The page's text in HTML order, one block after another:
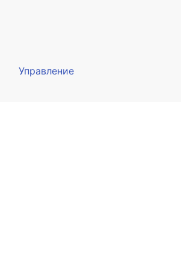
Управление
Мы будем показывать аптеки